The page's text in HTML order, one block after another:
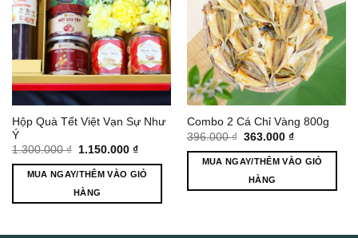
Hộp Quà Tết Việt Vạn Sự Như
Ý
1.300.000₫
Giá
là:
1.300.000 ₫.
1.150.000 ₫Giá
tại
là:
1.150.000 ₫.
MUA NGAY/THÊM VÀO GIỎ
HÀNG
Combo 2 Cá Chỉ Vàng 800g
396.000₫ Giá
là:
396.000 ₫.
363.000 ₫Giá
tại
là:
MUA NGAY/THÊM VÀO GIỎ
HÀNG